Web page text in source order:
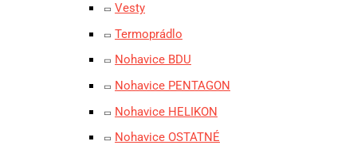
Vesty
Termoprádlo
Nohavice BDU
Nohavice PENTAGON
Nohavice HELIKON
Nohavice OSTATNÉ